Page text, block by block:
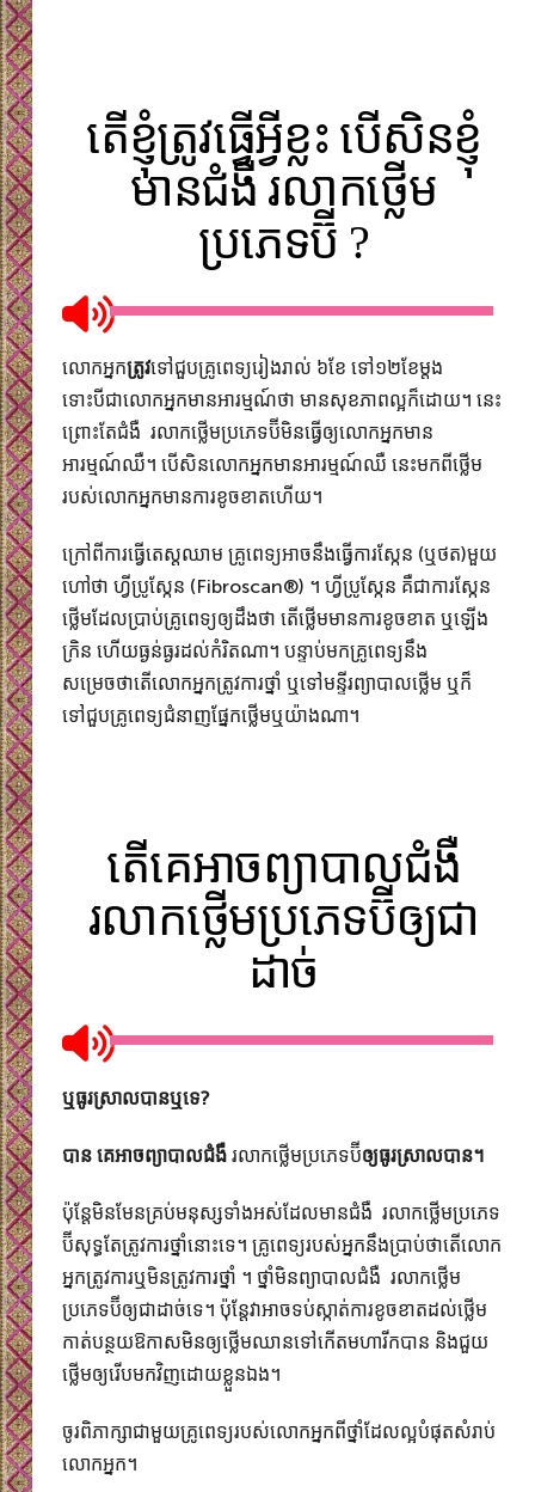
តើខ្ញុំត្រូវធ្វើអ្វីខ្លះ បើសិនខ្ញុំ
មានជំងឺ រលាកថ្លើម
ប្រភេទប៊ី ?
លោកអ្នកត្រូវទៅជួបគ្រូពេទ្យរៀងរាល់ ៦​ខែ ទៅ​​១២​ខែម្តង​
ទោះបីជាលោកអ្នកមានអារម្មណ៍ថា មានសុខភាពល្អក៏ដោយ។ នេះ
ព្រោះតែជំងឺ រលាកថ្លើមប្រភេទប៊ីមិនធ្វើឲ្យលោកអ្នក​មាន
អារម្មណ៍ឈឺ។ បើសិនលោកអ្នកមានអារម្មណ៍ឈឺ នេះមកពីថ្លើម
របស់លោកអ្នកមានការខូចខាតហើយ។​
ក្រៅពីការធ្វើតេស្តឈាម គ្រូពេទ្យអាចនឹងធ្វើការស្កែន (ឬថត)មួយ
ហៅថា ហ្វីប្រូស្កែន (Fibroscan®) ។ ហ្វីប្រូស្កែន គឺជាការស្កែន
ថ្លើមដែលប្រាប់គ្រូពេទ្យឲ្យដឹងថា តើថ្លើមមានការខូចខាត ឬឡើង
ក្រិន ហើយធ្ងន់ធ្ងរដល់កំរិតណា។ បន្ទាប់មកគ្រូពេទ្យនឹង
សម្រេចថាតើលោកអ្នកត្រូវការថ្នាំ ឬទៅមន្ទីរព្យាបាលថ្លើម ឬក៏
ទៅជួបគ្រូពេទ្យជំនាញផ្នែកថ្លើម​ឬយ៉ាងណា។
តើគេអាចព្យាបាលជំងឺ
រលាកថ្លើមប្រភេទប៊ីឲ្យជា
ដាច់
ឬធូរស្រាលបានឬទេ?
បាន គេអាចព្យាបាលជំងឺរលាកថ្លើមប្រភេទប៊ីឲ្យធូរស្រាលបាន។
ប៉ុន្តែមិនមែនគ្រប់មនុស្សទាំងអស់ដែលមានជំងឺ រលាកថ្លើមប្រភេទ
ប៊ីសុទ្ធតែត្រូវការថ្នាំនោះទេ។​ គ្រូពេទ្យរបស់អ្នកនឹងប្រាប់ថាតើលោក
អ្នកត្រូវការឬមិនត្រូវការថ្នាំ ​។ ថ្នាំមិនព្យាបាលជំងឺ រលាកថ្លើម
ប្រភេទប៊ីឲ្យជាដាច់ទេ។ ប៉ុន្តែវាអាចទប់ស្កាត់ការខូចខាតដល់ថ្លើម
កាត់បន្ថយ​ឱកាស​មិនឲ្យថ្លើម​ឈានទៅកើតមហារីកបាន និងជួយ
ថ្លើមឲ្យរើបមកវិញដោយខ្លួនឯង។​
ចូរពិភាក្សាជាមួយគ្រូពេទ្យរបស់លោកអ្នកពីថ្នាំដែលល្អបំផុតសំរាប់
លោកអ្នក។​